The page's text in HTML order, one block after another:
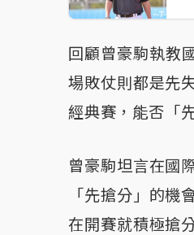
回顧曾豪駒執教
場敗仗則都是先
經典賽，能否「
曾豪駒坦言在國
「先搶分」的機
在開賽就積極搶